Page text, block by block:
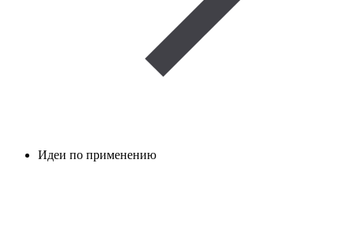
Идеи по применению